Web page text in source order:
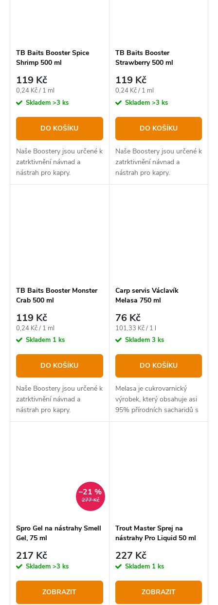
TB Baits Booster Spice
Shrimp 500 ml
119 Kč
Měrná
cena:
0,24 Kč / 1 ml
Skladem >3 ks
DO KOŠÍKU
Naše Boostery jsou určené k
zatrktivnění návnad a
nástrah pro kapry.
TB Baits Booster
Strawberry 500 ml
119 Kč
Měrná
cena:
0,24 Kč / 1 ml
Skladem >3 ks
DO KOŠÍKU
Naše Boostery jsou určené k
zatrktivnění návnad a
nástrah pro kapry.
TB Baits Booster Monster
Crab 500 ml
119 Kč
Měrná
cena:
0,24 Kč / 1 ml
Skladem 1 ks
DO KOŠÍKU
Naše Boostery jsou určené k
zatrktivnění návnad a
nástrah pro kapry.
Carp servis Václavík
Melasa 750 ml
76 Kč
Měrná
cena:
101,33 Kč / 1 l
Skladem 3 ks
DO KOŠÍKU
Melasa je cukrovarnický
výrobek, který obsahuje asi
95% přírodních sacharidů s
vysokým obsahem kovů.
277 Kč
–21 %
Spro Gel na nástrahy Smell
Gel, 75 ml
217 Kč
Skladem >3 ks
ZOBRAZIT
Trout Master Sprej na
nástrahy Pro Liquid 50 ml
227 Kč
Skladem 1 ks
ZOBRAZIT